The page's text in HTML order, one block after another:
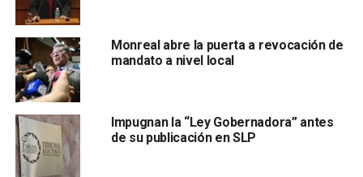
El diputado local de Morena,
confirmó que su bancada ya construye una propuesta
de reforma electoralpara incorporar la revocación de
mandato a nivel estatal.
Constitución de San Luis Potosí con la federal y
posteriormente crear una legislación secundaria que
establezca reglas, fechas y procedimientos para realizar
Monreal abre la puerta a revocación de
mandato a nivel local
Impugnan la “Ley Gobernadora” antes
de su publicación en SLP